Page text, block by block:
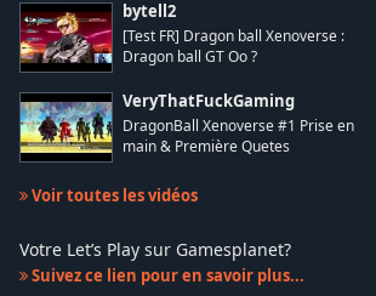
(4)
bytell2
[Test FR] Dragon ball Xenoverse :
Dragon ball GT Oo ?
VeryThatFuckGaming
DragonBall Xenoverse #1 Prise en
main & Première Quetes
Voir toutes les vidéos
Votre Let’s Play sur Gamesplanet?
Suivez ce lien pour en savoir plus...